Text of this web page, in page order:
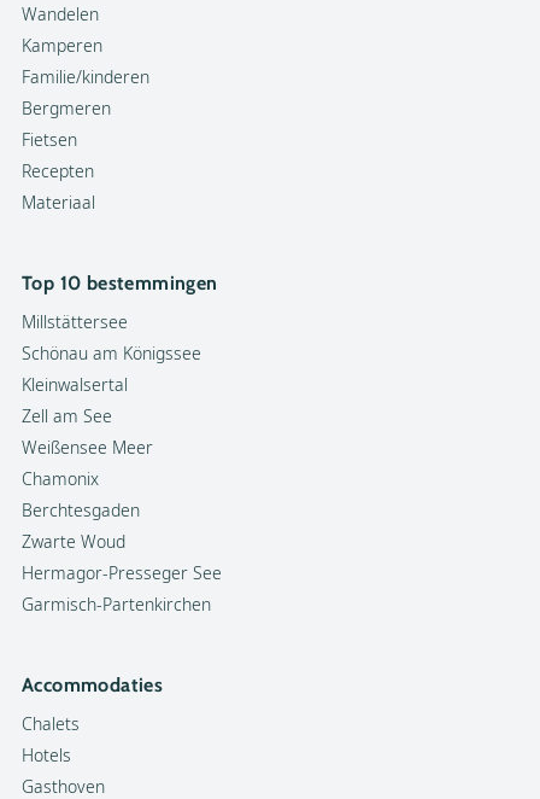
Wandelen
Kamperen
Familie/kinderen
Bergmeren
Fietsen
Recepten
Materiaal
Top 10 bestemmingen
Millstättersee
Schönau am Königssee
Kleinwalsertal
Zell am See
Weißensee Meer
Chamonix
Berchtesgaden
Zwarte Woud
Hermagor-Presseger See
Garmisch-Partenkirchen
Accommodaties
Chalets
Hotels
Gasthoven